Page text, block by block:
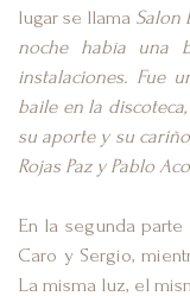
lugar se llama Salon
noche había una
instalaciones. Fue
baile en la
su aporte y su
Rojas Paz y Pablo
En la segunda
Caro y Sergio,
La misma luz, el